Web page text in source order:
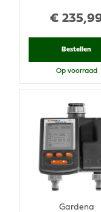
€ 235,
Bestellen
Op voorraad
Gardena